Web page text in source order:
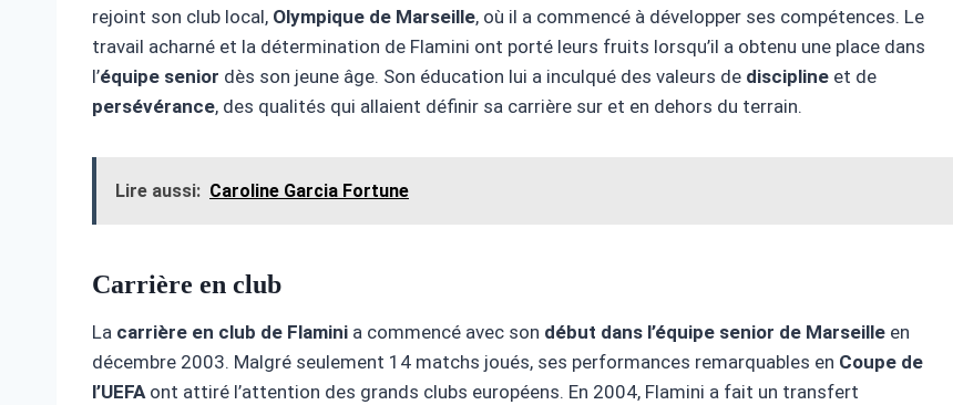
rejoint son club local, Olympique de Marseille, où il a commencé à développer ses compétences. Le
travail acharné et la détermination de Flamini ont porté leurs fruits lorsqu’il a obtenu une place dans
l’équipe senior dès son jeune âge. Son éducation lui a inculqué des valeurs de discipline et de
persévérance, des qualités qui allaient définir sa carrière sur et en dehors du terrain.
Lire aussi: Caroline Garcia Fortune
Carrière en club
La carrière en club de Flamini a commencé avec son début dans l’équipe senior de Marseille en
décembre 2003. Malgré seulement 14 matchs joués, ses performances remarquables en Coupe de
l’UEFAont attiré l’attention des grands clubs européens. En 2004, Flamini a fait un transfert